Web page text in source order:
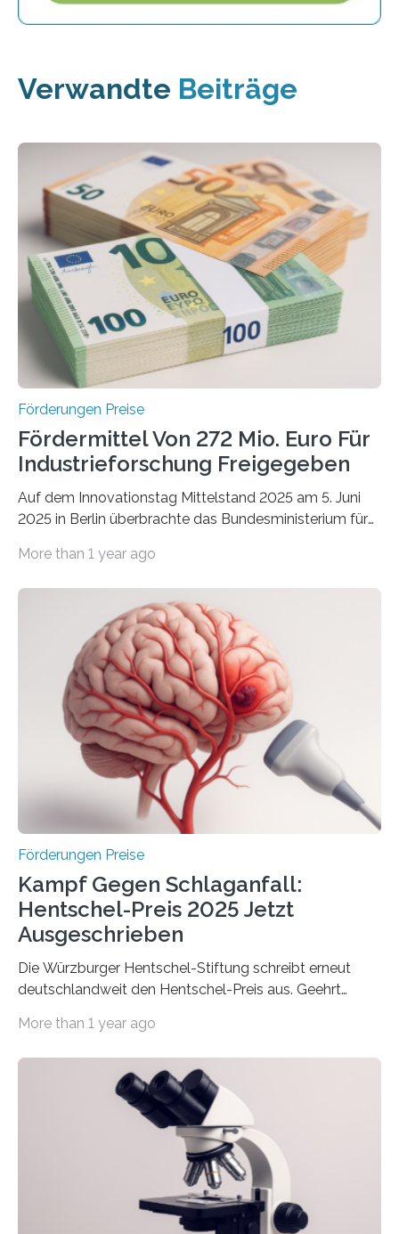
Verwandte Beiträge
Förderungen Preise
Fördermittel Von 272 Mio. Euro Für
Industrieforschung Freigegeben
Auf dem Innovationstag Mittelstand 2025 am 5. Juni
2025 in Berlin überbrachte das Bundesministerium für
Überplanmäßige Verpflichtungsermächtigungen in
Woche vom Haushaltsausschuss freigegeben – unter
anderem zur Unterstützung der
Industrieforschungsprogramme Industrielle
Gemeinschaftsforschung (IGF), Zentrales
Innovationsprogramm Mittelstand (ZIM) und
Innovationskompetenz INNO-KOM. Auf dem
Innovationstag Mittelstand 2025 am 5. Juni 2025 in
Berlin überbrachte das Bundesministerium für
Wirtschaft und Energie eine gute Nachricht:
Überplanmäßige Verpflichtungsermächtigungen in
More than 1 year ago
Förderungen Preise
Kampf Gegen Schlaganfall:
Hentschel-Preis 2025 Jetzt
Ausgeschrieben
Die Würzburger Hentschel-Stiftung schreibt erneut
deutschlandweit den Hentschel-Preis aus. Geehrt
hochrangige wissenschaftliche Publikation zum Thema
Schlaganfall“ mit Sitz in Würzburg fördert die
Schlaganfallforschung, um die Behandlung der
Betroffenen zu verbessern. Dazu schreibt sie auch in
diesem Jahr wieder deutschlandweit den Hentschel-
Preis aus. Er richtet sich gezielt an jüngere
Forscherinnen und Forscher unter 40 Jahren. Geehrt
werden soll eine herausragende Doktorarbeit oder eine
hochrangige wissenschaftliche Publikation zum Thema
More than 1 year ago